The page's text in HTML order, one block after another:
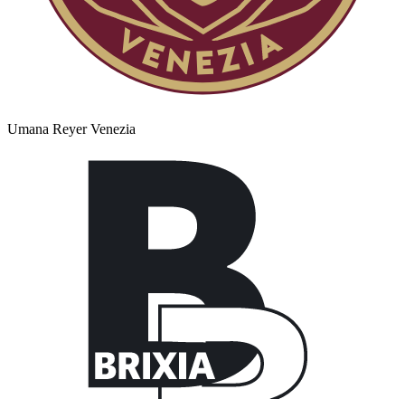
Umana Reyer Venezia